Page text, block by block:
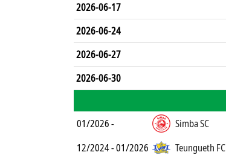
2026-06-17
2026-06-24
2026-06-27
2026-06-30
01/2026 -
Simba SC
12/2024 - 01/2026
Teungueth FC